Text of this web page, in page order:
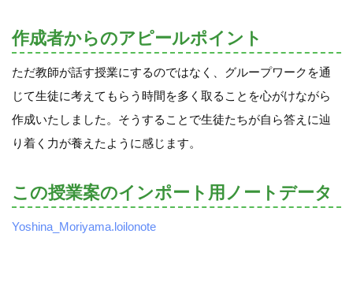
作成者からのアピールポイント
ただ教師が話す授業にするのではなく、グループワークを通
じて生徒に考えてもらう時間を多く取ることを心がけながら
作成いたしました。そうすることで生徒たちが自ら答えに辿
り着く力が養えたように感じます。
この授業案のインポート用ノートデータ
Yoshina_Moriyama.loilonote